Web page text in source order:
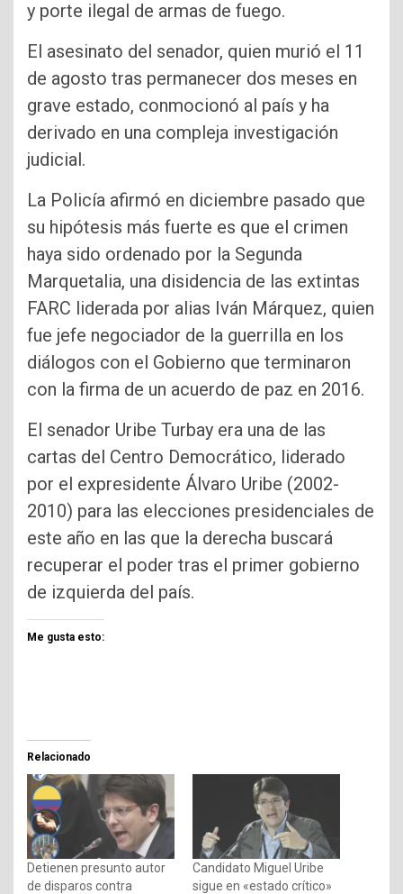
y porte ilegal de armas de fuego.
El asesinato del senador, quien murió el 11
de agosto tras permanecer dos meses en
grave estado, conmocionó al país y ha
derivado en una compleja investigación
judicial.
La Policía afirmó en diciembre pasado que
su hipótesis más fuerte es que el crimen
haya sido ordenado por la Segunda
Marquetalia, una disidencia de las extintas
FARC liderada por alias Iván Márquez, quien
fue jefe negociador de la guerrilla en los
diálogos con el Gobierno que terminaron
con la firma de un acuerdo de paz en 2016.
El senador Uribe Turbay era una de las
cartas del Centro Democrático, liderado
por el expresidente Álvaro Uribe (2002-
2010) para las elecciones presidenciales de
este año en las que la derecha buscará
recuperar el poder tras el primer gobierno
de izquierda del país.
Me gusta esto:
Relacionado
Detienen presunto autor
de disparos contra
Candidato Miguel Uribe
sigue en «estado crítico»